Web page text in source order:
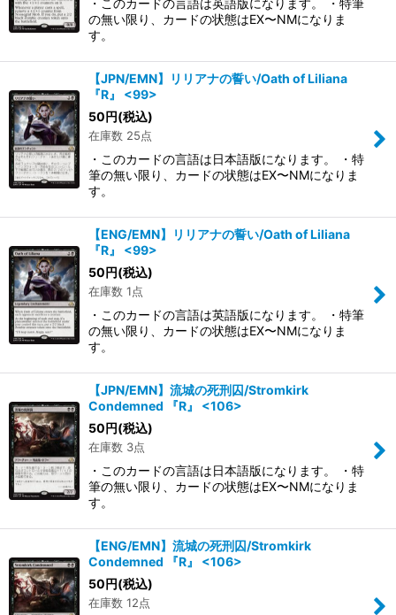
・このカードの言語は英語版になります。 ・特筆
の無い限り、カードの状態はEX〜NMになりま
す。
【JPN/EMN】リリアナの誓い/Oath of Liliana
『R』 <99>
50円(税込)
在庫数 25点
・このカードの言語は日本語版になります。 ・特
筆の無い限り、カードの状態はEX〜NMになりま
す。
【ENG/EMN】リリアナの誓い/Oath of Liliana
『R』 <99>
50円(税込)
在庫数 1点
・このカードの言語は英語版になります。 ・特筆
の無い限り、カードの状態はEX〜NMになりま
す。
【JPN/EMN】流城の死刑囚/Stromkirk
Condemned 『R』 <106>
50円(税込)
在庫数 3点
・このカードの言語は日本語版になります。 ・特
筆の無い限り、カードの状態はEX〜NMになりま
す。
【ENG/EMN】流城の死刑囚/Stromkirk
Condemned 『R』 <106>
50円(税込)
在庫数 12点